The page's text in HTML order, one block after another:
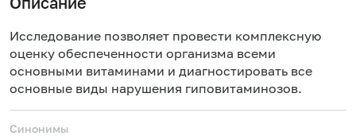
Исследование позволяет провести комплексную
оценку обеспеченности организма всеми
основными витаминами и диагностировать все
основные виды нарушения гиповитаминозов.
Синонимы